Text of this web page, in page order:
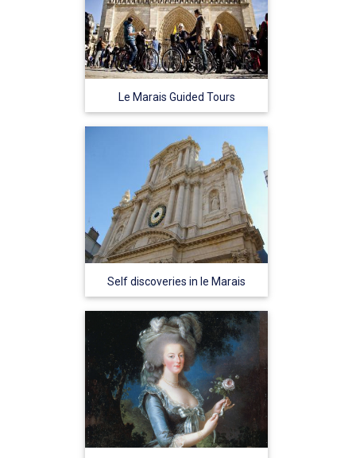
Le Marais Guided Tours
Self discoveries in le Marais